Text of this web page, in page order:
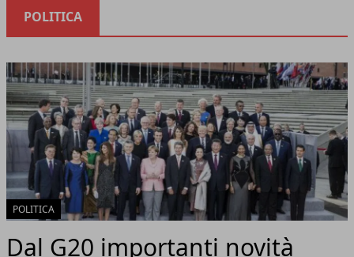
POLITICA
POLITICA
Dal G20 importanti novità